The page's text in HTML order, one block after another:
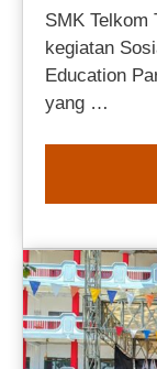
SMK Telkom
kegiatan
Education
yang …